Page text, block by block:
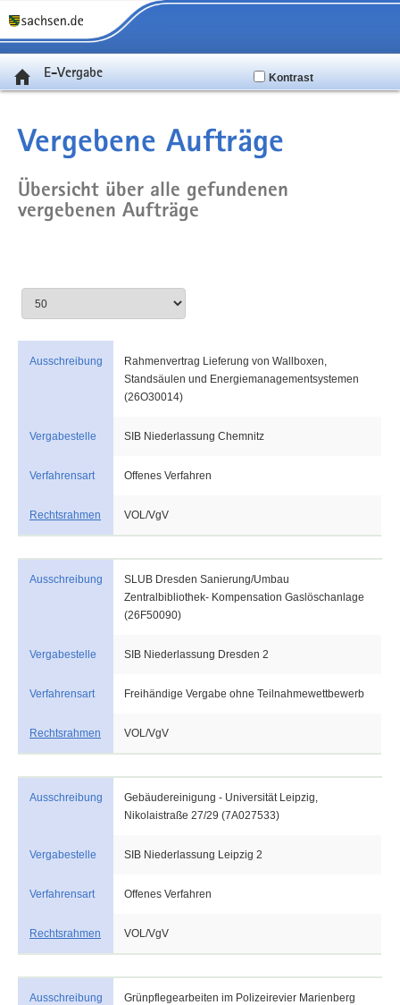
E-Vergabe Kontrast
Vergebene Aufträge
Übersicht über alle gefundenen
vergebenen Aufträge
Ausschreibung
Rahmenvertrag Lieferung von Wallboxen,
Standsäulen und Energiemanagementsystemen
(26O30014)
Vergabestelle SIB Niederlassung Chemnitz
Verfahrensart Offenes Verfahren
Rechtsrahmen VOL/VgV
Ausschreibung
SLUB Dresden Sanierung/Umbau
Zentralbibliothek- Kompensation Gaslöschanlage
(26F50090)
Vergabestelle SIB Niederlassung Dresden 2
Verfahrensart Freihändige Vergabe ohne Teilnahmewettbewerb
Rechtsrahmen VOL/VgV
Ausschreibung
Gebäudereinigung - Universität Leipzig,
Nikolaistraße 27/29 (7A027533)
Vergabestelle SIB Niederlassung Leipzig 2
Verfahrensart Offenes Verfahren
Rechtsrahmen VOL/VgV
Ausschreibung
Grünpflegearbeiten im Polizeirevier Marienberg